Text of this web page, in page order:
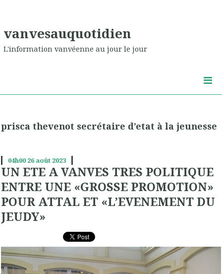
vanvesauquotidien
L'information vanvéenne au jour le jour
prisca thevenot secrétaire d’etat à la jeunesse
04h00 26 août 2023
UN ETE A VANVES TRES POLITIQUE
ENTRE UNE «GROSSE PROMOTION»
POUR ATTAL ET «L’EVENEMENT DU
JEUDY»